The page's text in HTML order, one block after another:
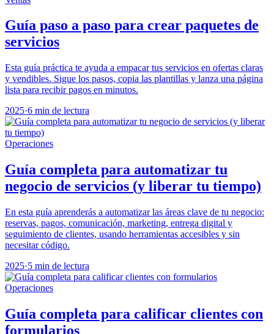
Guía paso a paso para crear paquetes de
servicios
Esta guía práctica te ayuda a empacar tus servicios en ofertas claras
y vendibles. Sigue los pasos, copia las plantillas y lanza una página
lista para recibir pagos en minutos.
2025·6 min de lectura
Operaciones
Guía completa para automatizar tu
negocio de servicios (y liberar tu tiempo)
En esta guía aprenderás a automatizar las áreas clave de tu negocio:
reservas, pagos, comunicación, marketing, entrega digital y
seguimiento de clientes, usando herramientas accesibles y sin
necesitar código.
2025·5 min de lectura
Operaciones
Guía completa para calificar clientes con
formularios